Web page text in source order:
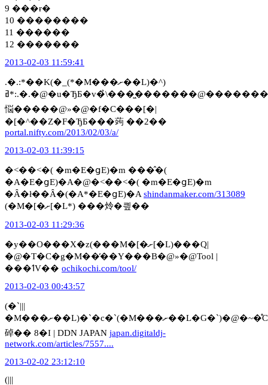
9 ���ɍ�
10 ��������
11 ������
12 �������
2013-02-03 11:59:41
.�.:*��K(�_(*�M���ށ��L)�^)
ߥ*:.�.�@�u�ЂƂ�v�̉\���͖�������@�������Ă
悩�����@»�@�f�C���[�|
�[�^��Z�F�ЂƂ���蒟 ��2��
portal.nifty.com/2013/02/03/a/
2013-02-03 11:39:15
�˂��˂�( �m�E�ցE)�m ���̂�(
�A�E�ցE)�A�@�˂��˂�( �m�E�ցE)�m
�Ȃ�ł��Ȃ�(�A*�E�ցE)�A shindanmaker.com/313089
(�M�[�ށ[�L*) ���炩�킢��
2013-02-03 11:29:36
�y��O���X�z(���M�[�ށ[�L)���Q|
�@�T�C�g�M��̕��Y���B�@»�@Tool |
���ߗV�� ochikochi.com/tool/
2013-02-03 00:43:57
(�`|||
�M���ށ��L)�`�c�`(�M���ށ��L�G�`)�@�~�̊C�ɂ������N�g�D���t���������@»�@�y���R�������z�Ɋ��ɓ�������ٌ`�̓��
䂽�� 8�I | DDN JAPAN japan.digitaldj-
network.com/articles/7557....
2013-02-02 23:12:10
(|||